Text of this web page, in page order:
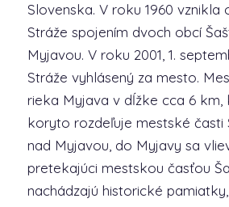
Slovenska. V roku 1960 vznikla
Stráže spojením dvoch obcí
Myjavou. V roku 2001, 1.
Stráže vyhlásený za mesto.
rieka Myjava v dĺžke cca 6
koryto rozdeľuje mestské časti
nad Myjavou, do Myjavy sa
pretekajúci mestskou časťou
nachádzajú historické